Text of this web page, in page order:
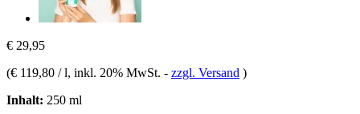
€ 29,95
(€ 119,80 / l, inkl. 20% MwSt. - zzgl. Versand )
Inhalt: 250 ml